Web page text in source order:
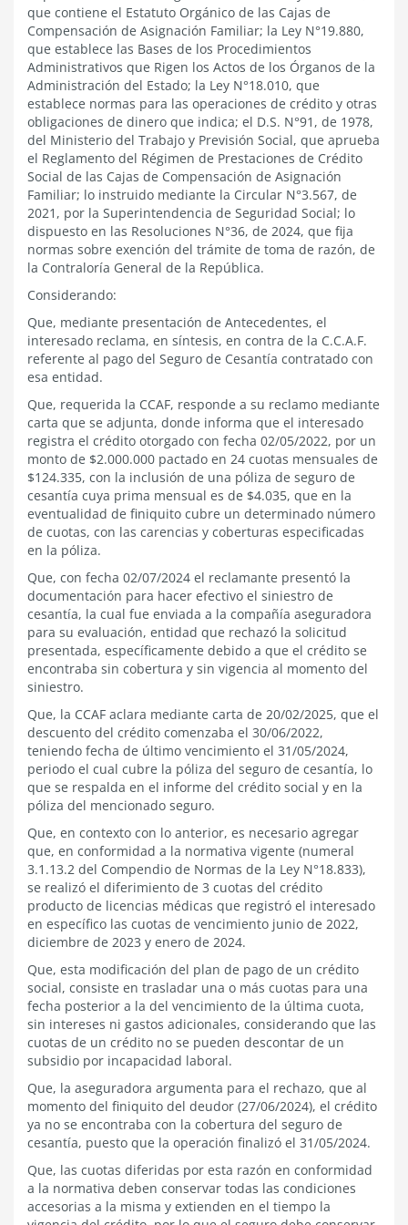
que contiene el Estatuto Orgánico de las Cajas de
Compensación de Asignación Familiar; la Ley N°19.880,
que establece las Bases de los Procedimientos
Administrativos que Rigen los Actos de los Órganos de la
Administración del Estado; la Ley N°18.010, que
establece normas para las operaciones de crédito y otras
obligaciones de dinero que indica; el D.S. N°91, de 1978,
del Ministerio del Trabajo y Previsión Social, que aprueba
el Reglamento del Régimen de Prestaciones de Crédito
Social de las Cajas de Compensación de Asignación
Familiar; lo instruido mediante la Circular N°3.567, de
2021, por la Superintendencia de Seguridad Social; lo
dispuesto en las Resoluciones N°36, de 2024, que fija
normas sobre exención del trámite de toma de razón, de
la Contraloría General de la República.
Considerando:
Que, mediante presentación de Antecedentes, el
interesado reclama, en síntesis, en contra de la C.C.A.F.
referente al pago del Seguro de Cesantía contratado con
esa entidad.
Que, requerida la CCAF, responde a su reclamo mediante
carta que se adjunta, donde informa que el interesado
registra el crédito otorgado con fecha 02/05/2022, por un
monto de $2.000.000 pactado en 24 cuotas mensuales de
$124.335, con la inclusión de una póliza de seguro de
cesantía cuya prima mensual es de $4.035, que en la
eventualidad de finiquito cubre un determinado número
de cuotas, con las carencias y coberturas especificadas
en la póliza.
Que, con fecha 02/07/2024 el reclamante presentó la
documentación para hacer efectivo el siniestro de
cesantía, la cual fue enviada a la compañía aseguradora
para su evaluación, entidad que rechazó la solicitud
presentada, específicamente debido a que el crédito se
encontraba sin cobertura y sin vigencia al momento del
siniestro.
Que, la CCAF aclara mediante carta de 20/02/2025, que el
descuento del crédito comenzaba el 30/06/2022,
teniendo fecha de último vencimiento el 31/05/2024,
periodo el cual cubre la póliza del seguro de cesantía, lo
que se respalda en el informe del crédito social y en la
póliza del mencionado seguro.
Que, en contexto con lo anterior, es necesario agregar
que, en conformidad a la normativa vigente (numeral
3.1.13.2 del Compendio de Normas de la Ley N°18.833),
se realizó el diferimiento de 3 cuotas del crédito
producto de licencias médicas que registró el interesado
en específico las cuotas de vencimiento junio de 2022,
diciembre de 2023 y enero de 2024.
Que, esta modificación del plan de pago de un crédito
social, consiste en trasladar una o más cuotas para una
fecha posterior a la del vencimiento de la última cuota,
sin intereses ni gastos adicionales, considerando que las
cuotas de un crédito no se pueden descontar de un
subsidio por incapacidad laboral.
Que, la aseguradora argumenta para el rechazo, que al
momento del finiquito del deudor (27/06/2024), el crédito
ya no se encontraba con la cobertura del seguro de
cesantía, puesto que la operación finalizó el 31/05/2024.
Que, las cuotas diferidas por esta razón en conformidad
a la normativa deben conservar todas las condiciones
accesorias a la misma y extienden en el tiempo la